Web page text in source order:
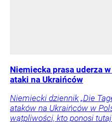
Niemiecka prasa uderza
ataki na Ukraińców
Niemiecki dziennik „Die
ataków na Ukraińców w
wątpliwości, kto ponosi